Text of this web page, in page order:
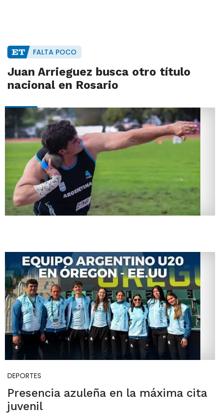
FALTA POCO
Juan Arrieguez busca otro título
nacional en Rosario
DEPORTES
Presencia azuleña en la máxima cita
juvenil